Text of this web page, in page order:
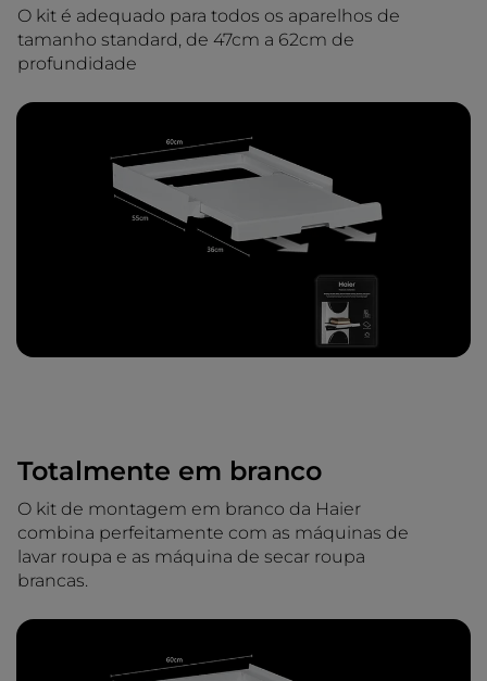
O kit é adequado para todos os aparelhos de
tamanho standard, de 47cm a 62cm de
profundidade
Totalmente em branco
O kit de montagem em branco da Haier
combina perfeitamente com as máquinas de
lavar roupa e as máquina de secar roupa
brancas.